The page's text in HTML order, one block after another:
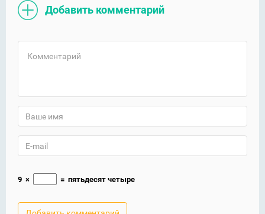
Добавить комментарий
9 × = пятьдесят четыре